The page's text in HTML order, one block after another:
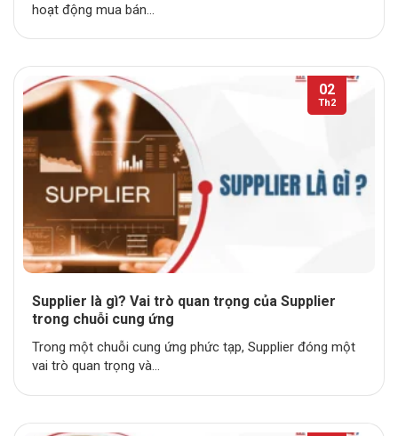
hoạt động mua bán...
Supplier là gì? Vai trò quan trọng của Supplier
trong chuỗi cung ứng
Trong một chuỗi cung ứng phức tạp, Supplier đóng một
vai trò quan trọng và...
02
Th2